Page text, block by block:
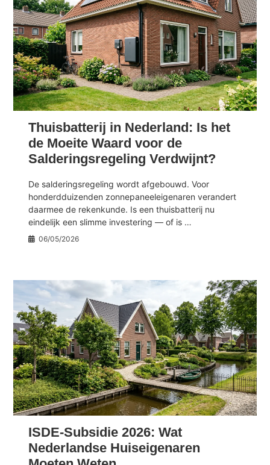
Thuisbatterij in Nederland: Is het
de Moeite Waard voor de
Salderingsregeling Verdwijnt?
De salderingsregeling wordt afgebouwd. Voor
honderdduizenden zonnepaneeleigenaren verandert
daarmee de rekenkunde. Is een thuisbatterij nu
eindelijk een slimme investering — of is …
06/05/2026
ISDE-Subsidie 2026: Wat
Nederlandse Huiseigenaren